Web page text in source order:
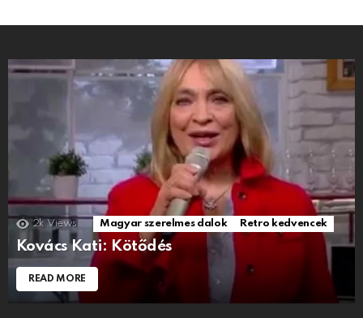
2k Views Magyar szerelmes dalok Retro kedvencek
Kovács Kati: Kötődés
READ MORE